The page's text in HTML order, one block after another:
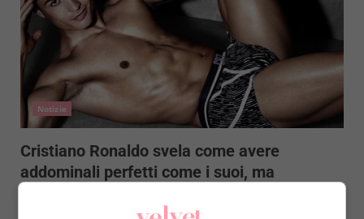
Notizie
Cristiano Ronaldo svela come avere
addominali perfetti come i suoi, ma
9 Luglio 2015